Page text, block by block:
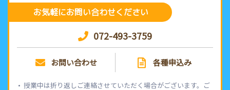
お気軽にお問い合わせください
072-493-3759
お問い合わせ 各種申込み
授業中は折り返しご連絡させていただく場合がございます。ご